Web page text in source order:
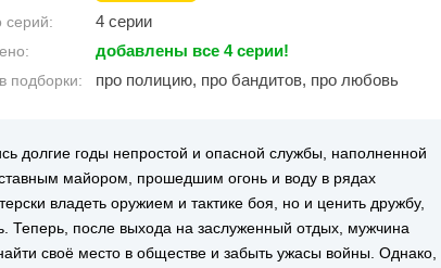
серий: 4 серии
добавлены все 4 серии!
подборки: про полицию, про бандитов, про любовь
долгие годы непростой и опасной службы, наполненной
майором, прошедшим огонь и воду в рядах
владеть оружием и тактике боя, но и ценить дружбу,
Теперь, после выхода на заслуженный отдых, мужчина
своё место в обществе и забыть ужасы войны. Однако,